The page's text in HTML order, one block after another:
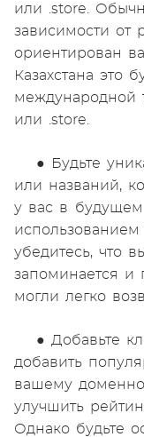
или .store.
зависимости от
ориентирован
Казахстана это
международной
или .store.
● Будьте
или названий,
у вас в будущем
убедитесь, что
запоминается и
могли легко
● Добавьте
добавить
вашему
улучшить
Однако будьте